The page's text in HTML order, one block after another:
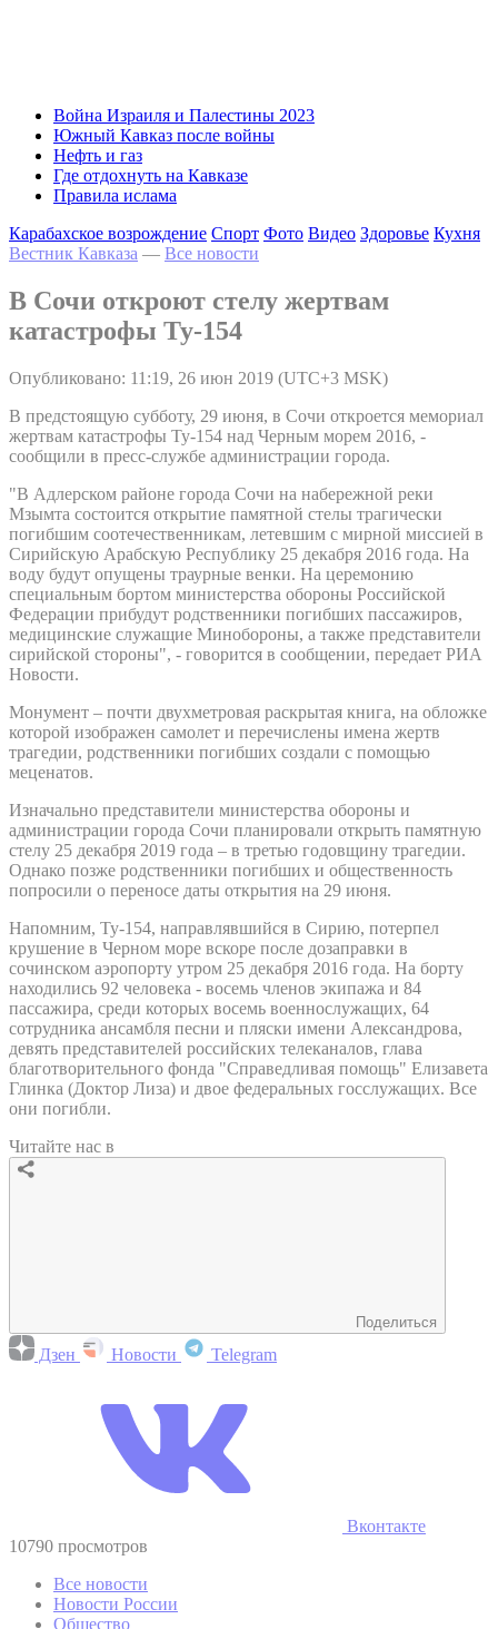
Война Израиля и Палестины 2023
Южный Кавказ после войны
Нефть и газ
Где отдохнуть на Кавказе
Правила ислама
Карабахское возрождение Спорт Фото Видео Здоровье Кухня
Вестник Кавказа — Все новости
В Сочи откроют стелу жертвам
катастрофы Ту-154
Опубликовано: 11:19, 26 июн 2019 (UTC+3 MSK)
В предстоящую субботу, 29 июня, в Сочи откроется мемориал
жертвам катастрофы Ту-154 над Черным морем 2016, -
сообщили в пресс-службе администрации города.
"В Адлерском районе города Сочи на набережной реки
Мзымта состоится открытие памятной стелы трагически
погибшим соотечественникам, летевшим с мирной миссией в
Сирийскую Арабскую Республику 25 декабря 2016 года. На
воду будут опущены траурные венки. На церемонию
специальным бортом министерства обороны Российской
Федерации прибудут родственники погибших пассажиров,
медицинские служащие Минобороны, а также представители
сирийской стороны", - говорится в сообщении, передает РИА
Новости.
Монумент – почти двухметровая раскрытая книга, на обложке
которой изображен самолет и перечислены имена жертв
трагедии, родственники погибших создали с помощью
меценатов.
Изначально представители министерства обороны и
администрации города Сочи планировали открыть памятную
стелу 25 декабря 2019 года – в третью годовщину трагедии.
Однако позже родственники погибших и общественность
попросили о переносе даты открытия на 29 июня.
Напомним, Ту-154, направлявшийся в Сирию, потерпел
крушение в Черном море вскоре после дозаправки в
сочинском аэропорту утром 25 декабря 2016 года. На борту
находились 92 человека - восемь членов экипажа и 84
пассажира, среди которых восемь военнослужащих, 64
сотрудника ансамбля песни и пляски имени Александрова,
девять представителей российских телеканалов, глава
благотворительного фонда "Справедливая помощь" Елизавета
Глинка (Доктор Лиза) и двое федеральных госслужащих. Все
они погибли.
Читайте нас в
Поделиться
Дзен Новости Telegram
Вконтакте
10790 просмотров
Все новости
Новости России
Общество